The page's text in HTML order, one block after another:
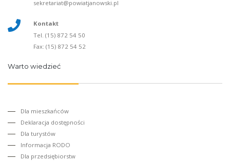
sekretariat@powiatjanowski.pl
Kontakt
Tel. (15) 872 54 50
Fax: (15) 872 54 52
Warto wiedzieć
Dla mieszkańców
Deklaracja dostępności
Dla turystów
Informacja RODO
Dla przedsiębiorstw